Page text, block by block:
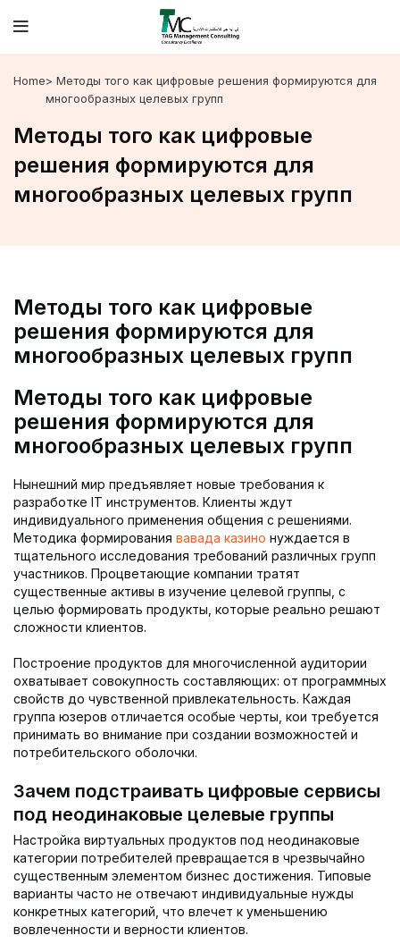
Home> Методы того как цифровые решения формируются для
многообразных целевых групп
Методы того как цифровые
решения формируются для
многообразных целевых групп
Методы того как цифровые
решения формируются для
многообразных целевых групп
Методы того как цифровые
решения формируются для
многообразных целевых групп
Нынешний мир предъявляет новые требования к
разработке IT инструментов. Клиенты ждут
индивидуального применения общения с решениями.
Методика формирования вавада казино нуждается в
тщательного исследования требований различных групп
участников. Процветающие компании тратят
существенные активы в изучение целевой группы, с
целью формировать продукты, которые реально решают
сложности клиентов.
Построение продуктов для многочисленной аудитории
охватывает совокупность составляющих: от программных
свойств до чувственной привлекательность. Каждая
группа юзеров отличается особые черты, кои требуется
принимать во внимание при создании возможностей и
потребительского оболочки.
Зачем подстраивать цифровые сервисы
под неодинаковые целевые группы
Настройка виртуальных продуктов под неодинаковые
категории потребителей превращается в чрезвычайно
существенным элементом бизнес достижения. Типовые
варианты часто не отвечают индивидуальные нужды
конкретных категорий, что влечет к уменьшению
вовлеченности и верности клиентов.